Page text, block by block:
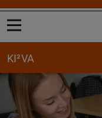
Menü öffnen
KI²VA